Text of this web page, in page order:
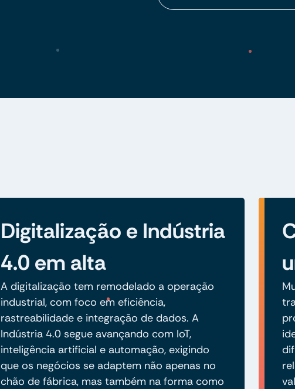
Digitalização e Indústria
4.0 em alta
A digitalização tem remodelado a operação
industrial, com foco em eficiência,
rastreabilidade e integração de dados. A
Indústria 4.0 segue avançando com IoT,
inteligência artificial e automação, exigindo
que os negócios se adaptem não apenas no
chão de fábrica, mas também na forma como